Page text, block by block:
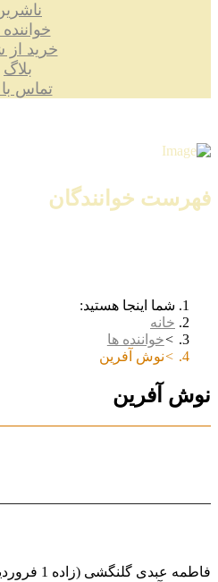
ناشرین
خواننده
خرید از
بلاگ
تماس با
فهرست خوانندگان
شما اینجا هستید:
خانه
خواننده ها
نوش آفرین
نوش آفرین